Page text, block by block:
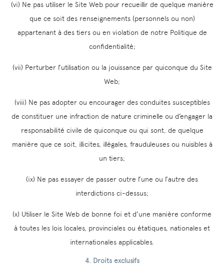
(vi) Ne pas utiliser le Site Web pour recueillir de quelque manière
que ce soit des renseignements (personnels ou non)
appartenant à des tiers ou en violation de notre Politique de
confidentialité;
(vii) Perturber l’utilisation ou la jouissance par quiconque du Site
Web;
(viii) Ne pas adopter ou encourager des conduites susceptibles
de constituer une infraction de nature criminelle ou d’engager la
responsabilité civile de quiconque ou qui sont, de quelque
manière que ce soit, illicites, illégales, frauduleuses ou nuisibles à
un tiers;
(ix) Ne pas essayer de passer outre l’une ou l’autre des
interdictions ci-dessus;
(x) Utiliser le Site Web de bonne foi et d’une manière conforme
à toutes les lois locales, provinciales ou étatiques, nationales et
internationales applicables.
4. Droits exclusifs